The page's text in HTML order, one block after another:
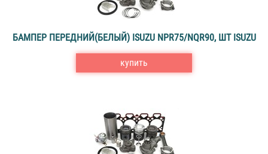
БАМПЕР ПЕРЕДНИЙ(БЕЛЫЙ) ISUZU NPR75/NQR90, ШТ ISUZU
купить